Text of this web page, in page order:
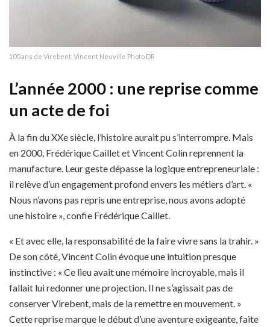
100 ans de Virebent, Vincent Neuville Photo DR
L’année 2000 : une reprise comme
un acte de foi
À la fin du XXe siècle, l’histoire aurait pu s’interrompre. Mais
en 2000, Frédérique Caillet et Vincent Colin reprennent la
manufacture. Leur geste dépasse la logique entrepreneuriale :
il relève d’un engagement profond envers les métiers d’art. «
Nous n’avons pas repris une entreprise, nous avons adopté
une histoire », confie Frédérique Caillet.
« Et avec elle, la responsabilité de la faire vivre sans la trahir. »
De son côté, Vincent Colin évoque une intuition presque
instinctive : « Ce lieu avait une mémoire incroyable, mais il
fallait lui redonner une projection. Il ne s’agissait pas de
conserver Virebent, mais de la remettre en mouvement. »
Cette reprise marque le début d’une aventure exigeante, faite